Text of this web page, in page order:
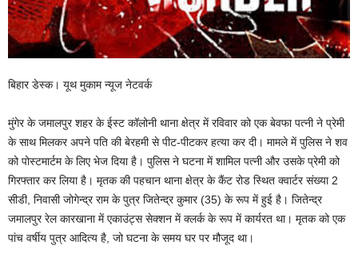
बिहार डेस्क। यूथ मुकाम न्यूज नेटवर्क
मुंगेर के जमालपुर शहर के ईस्ट कॉलोनी थाना क्षेत्र में रविवार को एक बेवफा पत्नी ने प्रेमी
के साथ मिलकर अपने पति की बेरहमी से पीट-पीटकर हत्या कर दी। मामले में पुलिस ने शव
को पोस्टमार्टम के लिए भेज दिया है। पुलिस ने घटना में शामिल पत्नी और उसके प्रेमी को
गिरफ्तार कर लिया है। मृतक की पहचान थाना क्षेत्र के कैंट रोड स्थित क्वार्टर संख्या 2
सीडी, निवासी जोगेन्द्र राम के पुत्र जितेन्द्र कुमार (35) के रूप में हुई है। जितेन्द्र
जमालपुर रेल कारखाना में एकाउंट्स सेक्शन में क्लर्क के रूप में कार्यरत था। मृतक को एक
पांच वर्षीय पुत्र आदित्य है, जो घटना के समय घर पर मौजूद था।